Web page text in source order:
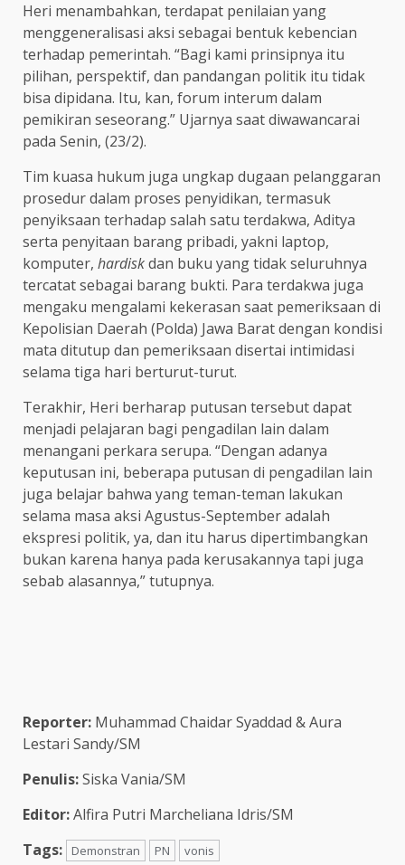
Heri menambahkan, terdapat penilaian yang
menggeneralisasi aksi sebagai bentuk kebencian
terhadap pemerintah. “Bagi kami prinsipnya itu
pilihan, perspektif, dan pandangan politik itu tidak
bisa dipidana. Itu, kan, forum interum dalam
pemikiran seseorang.” Ujarnya saat diwawancarai
pada Senin, (23/2).
Tim kuasa hukum juga ungkap dugaan pelanggaran
prosedur dalam proses penyidikan, termasuk
penyiksaan terhadap salah satu terdakwa, Aditya
serta penyitaan barang pribadi, yakni laptop,
komputer, hardiskdan buku yang tidak seluruhnya
tercatat sebagai barang bukti. Para terdakwa juga
mengaku mengalami kekerasan saat pemeriksaan di
Kepolisian Daerah (Polda) Jawa Barat dengan kondisi
mata ditutup dan pemeriksaan disertai intimidasi
selama tiga hari berturut-turut.
Terakhir, Heri berharap putusan tersebut dapat
menjadi pelajaran bagi pengadilan lain dalam
menangani perkara serupa. “Dengan adanya
keputusan ini, beberapa putusan di pengadilan lain
juga belajar bahwa yang teman-teman lakukan
selama masa aksi Agustus-September adalah
ekspresi politik, ya, dan itu harus dipertimbangkan
bukan karena hanya pada kerusakannya tapi juga
sebab alasannya,” tutupnya.
Reporter: Muhammad Chaidar Syaddad & Aura
Lestari Sandy/SM
Penulis:Siska Vania/SM
Editor:Alfira Putri Marcheliana Idris/SM
Tags:
Demonstran PN vonis